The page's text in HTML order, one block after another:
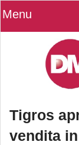
Menu
Tigros
vendita